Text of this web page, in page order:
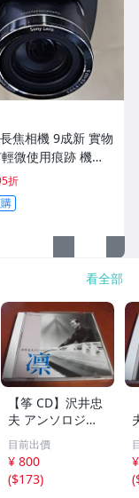
焦相機 9成新 實物
微使用痕跡 機身
拆修無翻新-3430
折
看全部
【筝 CD】沢井忠
夫 アンソロジー
「凜」からの分売
沢井忠夫 作品集
第三集 “光る海”
（限定販売） 200
目前出價
¥ 800
($173)
(